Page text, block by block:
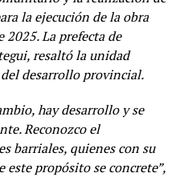
la ejecución de la obra
2025. La prefecta de
resaltó la unidad
desarrollo provincial.
hay desarrollo y se
Reconozco el
barriales, quienes con su
propósito se concrete”,